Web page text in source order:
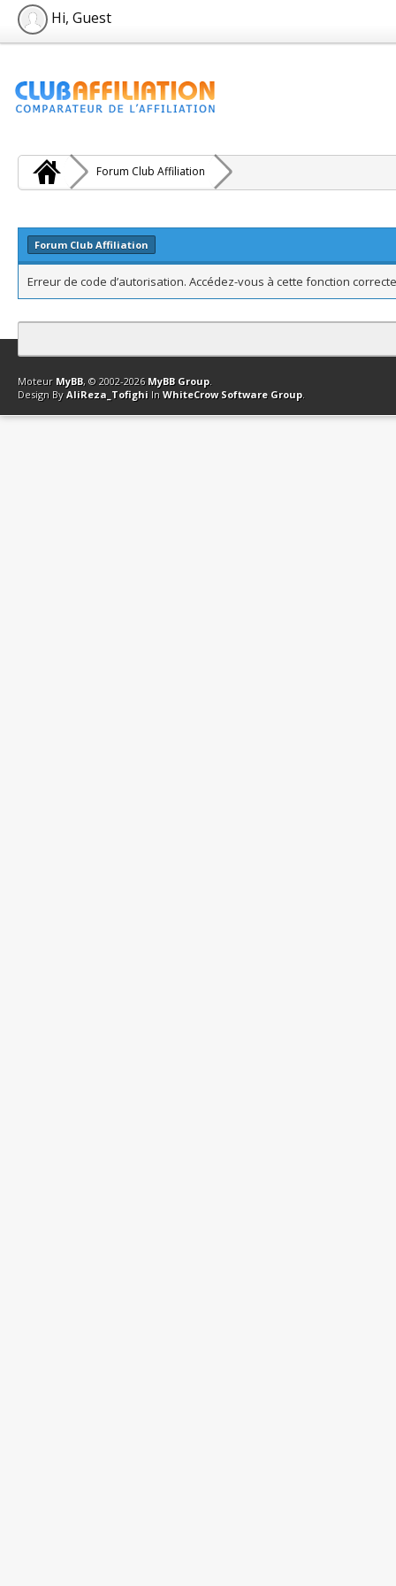
Hi, Guest
Forum Club Affiliation
Forum Club Affiliation
Erreur de code d’autorisation. Accédez-vous à cette fonction
Contact Club Affiliation Retourner en haut Version bas-débit
Moteur MyBB, © 2002-2026 MyBB Group.
Design By AliReza_Tofighi In WhiteCrow Software Group.